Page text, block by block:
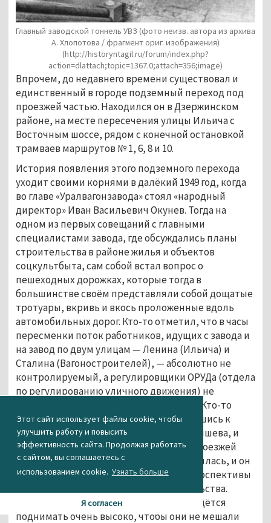
Этот сайт использует файлы cookie, чтобы
улучшить работу и повысить
эффективность сайта. Продолжая работать
с сайтом, вы соглашаетесь с
использованием cookie. Узнать больше
Я согласен
Главный заводской тоннель УВЗ (фото неизв. автора из архива
А. Хлопотова / фрагмент ориг. изображения)
(http://historyntagil.ru/forum/index.php?
action=dlattach;topic=1367.0;attach=356;image)
Впрочем, до недавнего времени существовал и
единственный в городе подземный переход под
проезжей частью. Находился он в Дзержинском
районе, на месте пересечения улицы Ильича с
Восточным шоссе, рядом с конечной остановкой
трамваев маршрутов № 1, 6, 8 и 10.
История появления этого подземного перехода
уходит своими корнями в далёкий 1949 год, когда
во главе «Уралвагонзавода» стоял «народный
директор» Иван Васильевич Окунев. Тогда на
одном из первых совещаний с главными
специалистами завода, где обсуждались планы
строительства в районе жилья и объектов
соцкультбыта, сам собой встал вопрос о
пешеходных дорожках, которые тогда в
большинстве своём представляли собой дощатые
тротуары, вкривь и вкось проложенные вдоль
автомобильных дорог. Кто-то отметил, что в часы
пересменки поток работников, идущих с завода и
на завод по двум улицам — Ленина (Ильича) и
Сталина (Вагоностроителей), — абсолютно не
контролируемый, а регулировщики ОРУДа (отдела
по регулированию уличного движения) не
справляются с обстановкой на дорогах. Кто-то
предложил решить проблему, обратившись к
опыту металлургов завода имени Куйбышева, и
построить пешеходные мостики над проезжей
частью. Идея поначалу Окуневу понравилась, и он
тут же начал её развивать, обсуждая перспективы
со специалистами отдела капстроительства.
Оказалось, что пешеходные мосты придётся
поднимать очень высоко, чтобы они не мешали